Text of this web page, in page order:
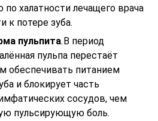
по халатности лечащего врача
к потере зуба.
пульпита.В период
пульпа перестаёт
обеспечивать питанием
и блокирует часть
сосудов, чем
пульсирующую боль.